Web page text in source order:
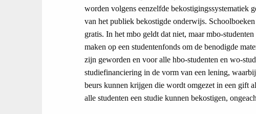
worden volgens eenzelfde bekostigingssystematiek
van het publiek bekostigde onderwijs.
gratis. In het mbo geldt dat niet, maar mbo-
maken op een studentenfonds om de benodigde
zijn geworden en voor alle hbo-studenten en wo-
studiefinanciering in de vorm van een lening,
beurs kunnen krijgen die wordt omgezet in een gift
alle studenten een studie kunnen bekostigen,